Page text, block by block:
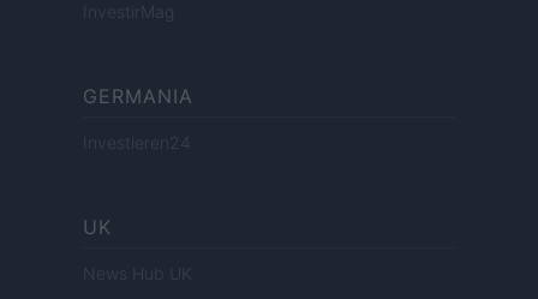
InvestirMag
GERMANIA
Investieren24
UK
News Hub UK